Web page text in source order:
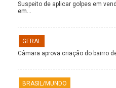
Suspeito de aplicar golpes em
em…
GERAL
Câmara aprova criação do bairro
BRASIL/MUNDO